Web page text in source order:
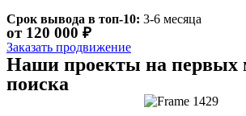
Срок вывода в топ-10: 3-6 месяца
от 120 000 ₽
Заказать продвижение
Наши проекты на первых
поиска